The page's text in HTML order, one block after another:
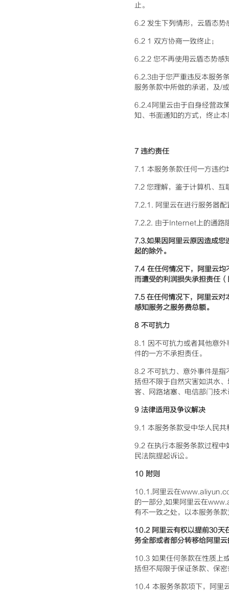
止。
6.2 发生下列情形，云盾态势
6.2 1 双方协商一致终止；
6.2.2 您不再使用云盾态势感
6.2.3由于您严重违反本服务
服务条款中所做的承诺，及/
6.2.4阿里云由于自身经营政
知、书面通知的方式，终止
7 违约责任
7.1 本服务条款任何一方违约
7.2 您理解，鉴于计算机、互
7.2.1. 阿里云在进行服务器
7.2.2. 由于Internet上的通路
7.3.如果因阿里云原因造成您
起的除外。
7.4 在任何情况下，阿里云
而遭受的利润损失承担责任
7.5在任何情况下，阿里云对
感知服务之服务费总额。
8 不可抗力
8.1 因不可抗力或者其他意外
件的一方不承担责任。
8.2 不可抗力、意外事件是指
括但不限于自然灾害如洪水
客、网路堵塞、电信部门技
9 法律适用及争议解决
9.1 本服务条款受中华人民共
9.2 在执行本服务条款过程中
民法院提起诉讼。
10 附则
10.1.阿里云在
的一部分,如果阿里云在
有不一致之处，以本服务条
10.2 阿里云有权以提前30天
务全部或者部分转移给阿里
10.3 如果任何条款在性质上
括但不局限于保证条款、保
10.4 本服务条款项下，阿里